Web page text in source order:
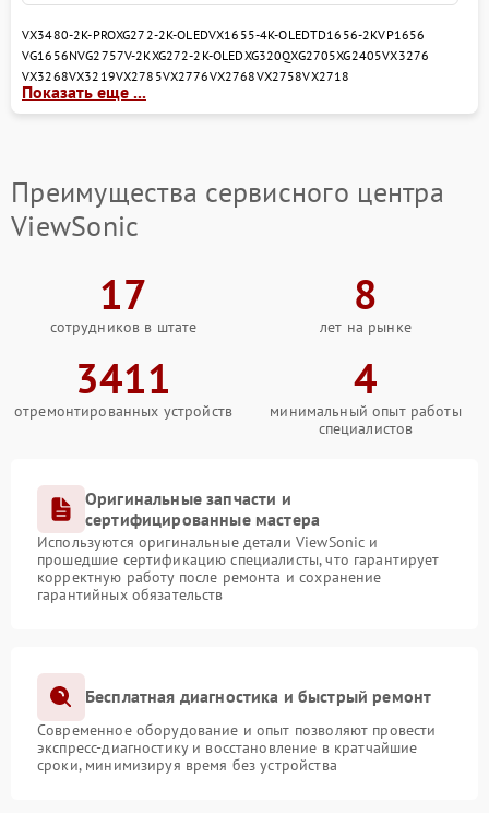
VX3480-2K-PROXG272-2K-OLEDVX1655-4K-OLEDTD1656-2KVP1656
VG1656NVG2757V-2KXG272-2K-OLEDXG320QXG2705XG2405VX3276
VX3268VX3219VX2785VX2776VX2768VX2758VX2718
Показать еще ...
Преимущества сервисного центра
ViewSonic
17
сотрудников в штате
8
лет на рынке
3411
отремонтированных устройств
4
минимальный опыт работы
специалистов
Оригинальные запчасти и
сертифицированные мастера
Используются оригинальные детали ViewSonic и
прошедшие сертификацию специалисты, что гарантирует
корректную работу после ремонта и сохранение
гарантийных обязательств
Бесплатная диагностика и быстрый ремонт
Современное оборудование и опыт позволяют провести
экспресс-диагностику и восстановление в кратчайшие
сроки, минимизируя время без устройства